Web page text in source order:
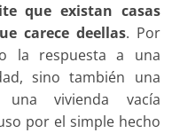
que existan casas
carece deellas. Por
la respuesta a una
sino también una
una vivienda vacía
por el simple hecho